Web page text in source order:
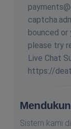
bounced or
please try
Live Chat
https://
Sistem kami